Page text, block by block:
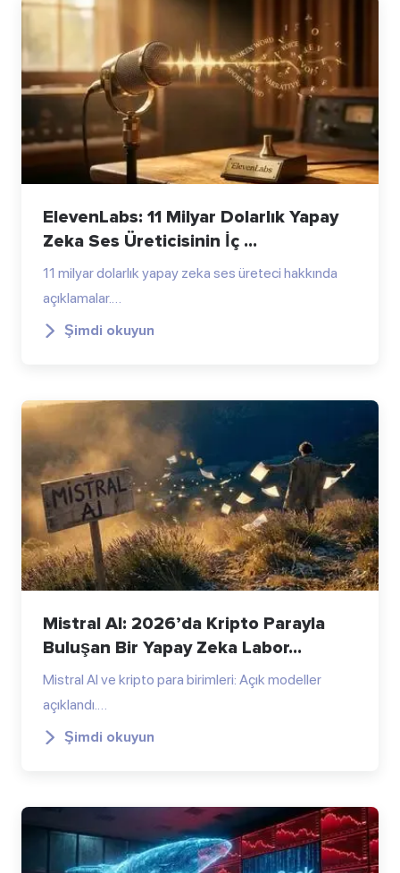
ElevenLabs: 11 Milyar Dolarlık Yapay
Zeka Ses Üreticisinin İç ...
11 milyar dolarlık yapay zeka ses üreteci hakkında
açıklamalar.…
Şimdi okuyun
Mistral AI: 2026’da Kripto Parayla
Buluşan Bir Yapay Zeka Labor...
Mistral AI ve kripto para birimleri: Açık modeller
açıklandı.…
Şimdi okuyun